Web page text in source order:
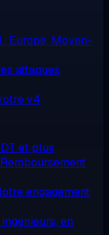
Europe, Moyen-
attaques
v4
et plus
Remboursement
engagement
en